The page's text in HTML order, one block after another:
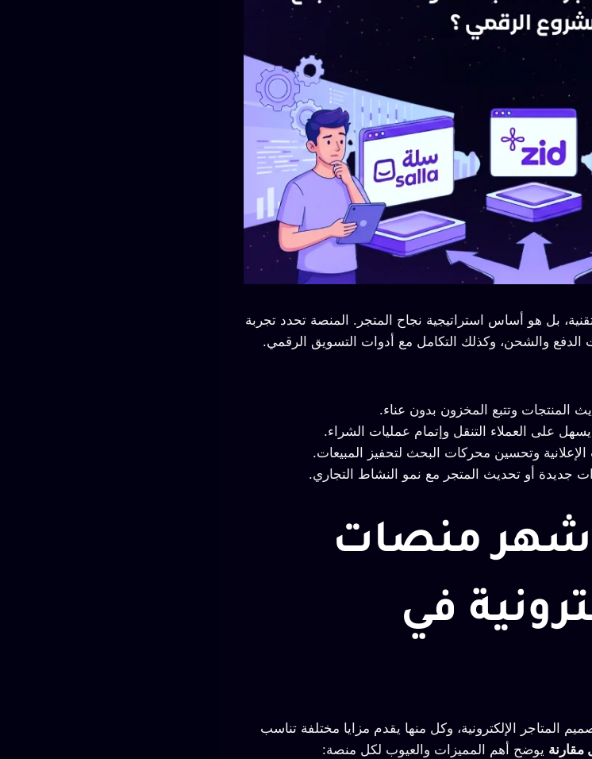
بل هو أساس استراتيجية نجاح المتجر. المنصة تحدد تجربة
والشحن، وكذلك التكامل مع أدوات التسويق الرقمي.
المنتجات وتتبع المخزون بدون عناء.
على العملاء التنقل وإتمام عمليات الشراء.
وتحسين محركات البحث لتحفيز المبيعات.
جديدة أو تحديث المتجر مع نمو النشاط التجاري.
أشهر منصات
في
الإلكترونية، وكل منها يقدم مزايا مختلفة تناسب
مقارنة يوضح أهم المميزات والعيوب لكل منصة: